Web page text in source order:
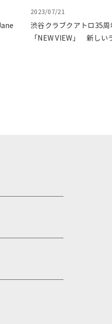
2023/07/21
渋谷クラブクアトロ35周
「NEW VIEW」 新しい